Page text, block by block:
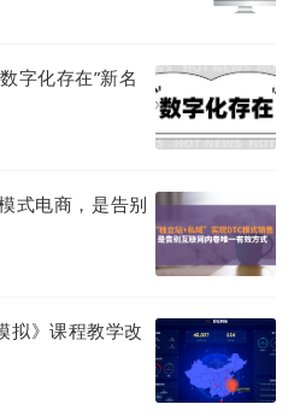
高校与企业之间搭建了一个
中的协同发展。
学管理学院的这次合作项目
以成为企业和高校融合的那
不仅可以惠及合作的双方，
未能参加合作的企业和校
字化存在”新名
式电商，是告别
拟》课程教学改